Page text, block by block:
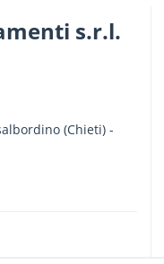
s.r.l.
(Chieti) -